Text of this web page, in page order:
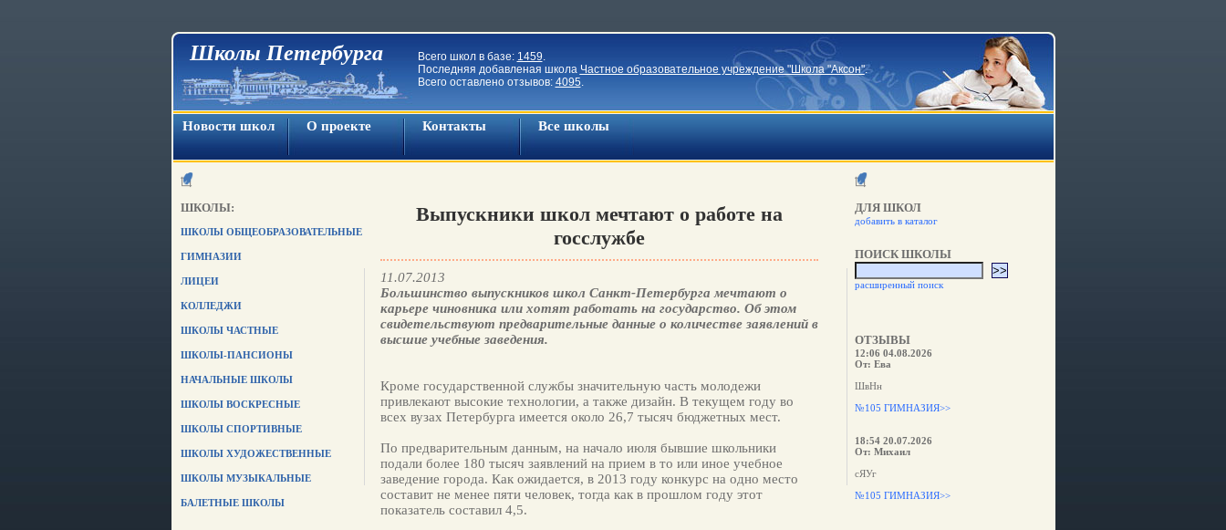
Школы Петербурга Всего школ в базе: 1459.
Последняя добавленая школа Частное образовательное учреждение "Школа "Аксон".
Всего оставлено отзывов: 4095.
Новости школ О проекте Контакты Все школы
ШКОЛЫ:
ШКОЛЫ ОБЩЕОБРАЗОВАТЕЛЬНЫЕ
ГИМНАЗИИ
ЛИЦЕИ
КОЛЛЕДЖИ
ШКОЛЫ ЧАСТНЫЕ
ШКОЛЫ-ПАНСИОНЫ
НАЧАЛЬНЫЕ ШКОЛЫ
ШКОЛЫ ВОСКРЕСНЫЕ
ШКОЛЫ СПОРТИВНЫЕ
ШКОЛЫ ХУДОЖЕСТВЕННЫЕ
ШКОЛЫ МУЗЫКАЛЬНЫЕ
БАЛЕТНЫЕ ШКОЛЫ
Выпускники школ мечтают о работе на
госслужбе
11.07.2013
Большинство выпускников школ Санкт-Петербурга мечтают о
карьере чиновника или хотят работать на государство. Об этом
свидетельствуют предварительные данные о количестве заявлений в
высшие учебные заведения.
Кроме государственной службы значительную часть молодежи
привлекают высокие технологии, а также дизайн. В текущем году во
всех вузах Петербурга имеется около 26,7 тысяч бюджетных мест.
По предварительным данным, на начало июля бывшие школьники
подали более 180 тысяч заявлений на прием в то или иное учебное
заведение города. Как ожидается, в 2013 году конкурс на одно место
составит не менее пяти человек, тогда как в прошлом году этот
показатель составил 4,5.
ДЛЯ ШКОЛ
добавить в каталог
ПОИСК ШКОЛЫ
расширенный поиск
ОТЗЫВЫ
12:06 04.08.2026
От: Ева
ШвНн
№105 ГИМНАЗИЯ>>
18:54 20.07.2026
От: Михаил
сЯУг
№105 ГИМНАЗИЯ>>